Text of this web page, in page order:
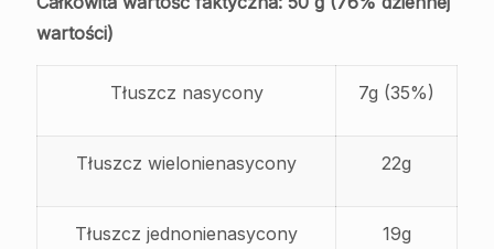
wartości)
Tłuszcz nasycony 7g (35%)
Tłuszcz wielonienasycony 22g
Tłuszcz jednonienasycony 19g